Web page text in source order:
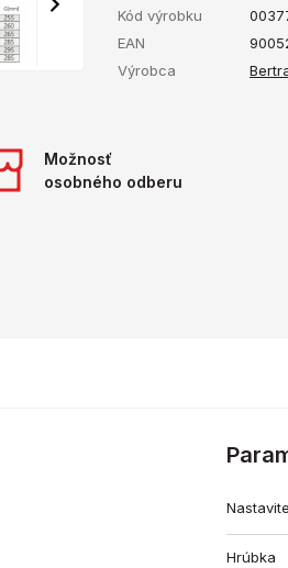
Kód výrobku
EAN
Výrobca
Možnosť
osobného odberu
Hrúbka